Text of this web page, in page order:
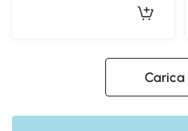
Carica